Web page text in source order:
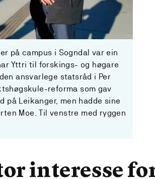
på campus i Sogndal var ein
Yttri til forskings- og høgare
ansvarlege statsråd i Per
reforma som gav
på Leikanger, men hadde sine
Moe. Til venstre med ryggen
interesse